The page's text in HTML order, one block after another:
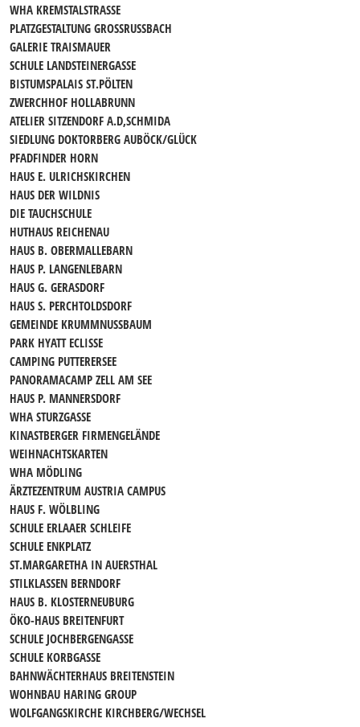
WHA KREMSTALSTRASSE
PLATZGESTALTUNG GROSSRUSSBACH
GALERIE TRAISMAUER
SCHULE LANDSTEINERGASSE
BISTUMSPALAIS ST.PÖLTEN
ZWERCHHOF HOLLABRUNN
ATELIER SITZENDORF A.D,SCHMIDA
SIEDLUNG DOKTORBERG AUBÖCK/GLÜCK
PFADFINDER HORN
HAUS E. ULRICHSKIRCHEN
HAUS DER WILDNIS
DIE TAUCHSCHULE
HUTHAUS REICHENAU
HAUS B. OBERMALLEBARN
HAUS P. LANGENLEBARN
HAUS G. GERASDORF
HAUS S. PERCHTOLDSDORF
GEMEINDE KRUMMNUSSBAUM
PARK HYATT ECLISSE
CAMPING PUTTERERSEE
PANORAMACAMP ZELL AM SEE
HAUS P. MANNERSDORF
WHA STURZGASSE
KINASTBERGER FIRMENGELÄNDE
WEIHNACHTSKARTEN
WHA MÖDLING
ÄRZTEZENTRUM AUSTRIA CAMPUS
HAUS F. WÖLBLING
SCHULE ERLAAER SCHLEIFE
SCHULE ENKPLATZ
ST.MARGARETHA IN AUERSTHAL
STILKLASSEN BERNDORF
HAUS B. KLOSTERNEUBURG
ÖKO-HAUS BREITENFURT
SCHULE JOCHBERGENGASSE
SCHULE KORBGASSE
BAHNWÄCHTERHAUS BREITENSTEIN
WOHNBAU HARING GROUP
WOLFGANGSKIRCHE KIRCHBERG/WECHSEL